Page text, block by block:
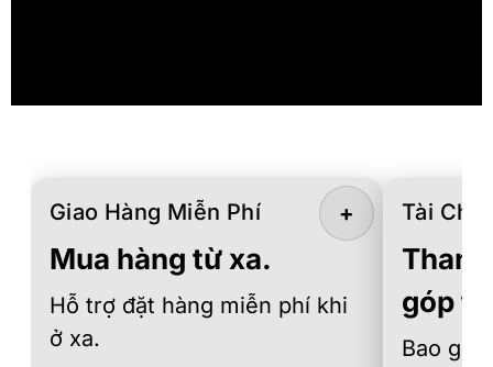
Giao Hàng Miễn Phí
Mua hàng từ xa.
Hỗ trợ đặt hàng miễn phí khi
ở xa.
+ Tài
góp
Bao